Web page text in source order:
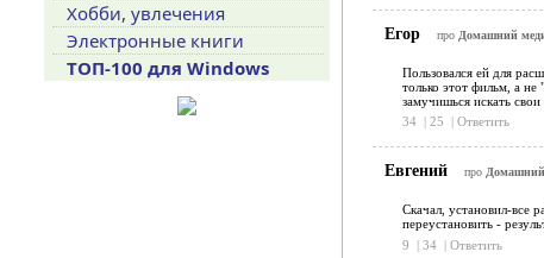
Егор про Домашний
Пользовался ей для
только этот фильм, а
замучишься искать
34 | 25 | Ответить
Евгений про Домашний
Скачал, установил-все
переустановить -
9
| 34 | Ответить
Хобби, увлечения
Электронные книги
ТОП-100 для Windows